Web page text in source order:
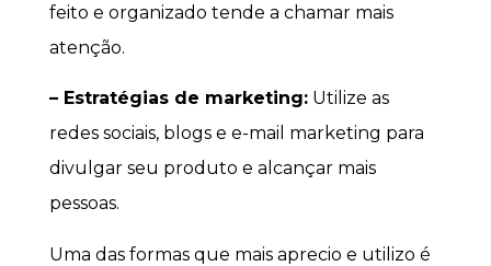
feito e organizado tende a chamar mais
atenção.
– Estratégias de marketing: Utilize as
redes sociais, blogs e e-mail marketing para
divulgar seu produto e alcançar mais
pessoas.
Uma das formas que mais aprecio e utilizo é